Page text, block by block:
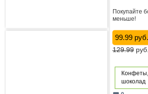
Покупайте
меньше!
99.99 руб.
129.99руб.
шоколад